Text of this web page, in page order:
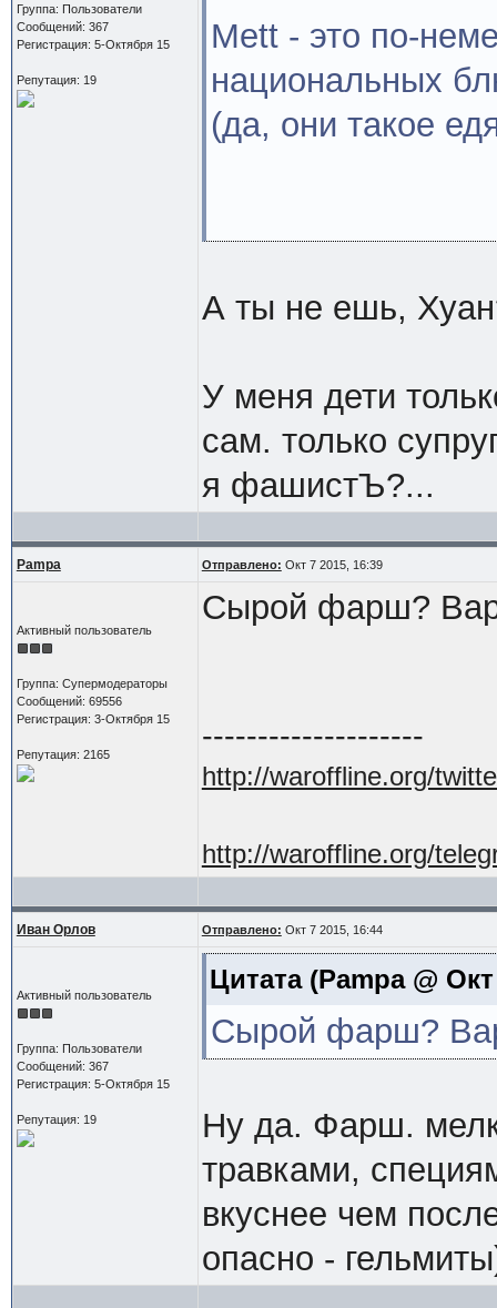
Группа: Пользователи
Сообщений: 367
Регистрация: 5-Октября 15
Репутация: 19
Mett - это по-
национальных
(да, они такое
А ты не ешь,
У меня дети
сам. только
я фашистЪ?...
Pampa Отправлено: Окт 7 2015, 16:39
Активный пользователь
Группа: Супермодераторы
Сообщений: 69556
Регистрация: 3-Октября 15
Репутация: 2165
Сырой фарш?
--------------------
http://waroffline.org/
http://waroffline.org/
Иван Орлов Отправлено: Окт 7 2015, 16:44
Активный пользователь
Группа: Пользователи
Сообщений: 367
Регистрация: 5-Октября 15
Репутация: 19
Цитата(Pampa @ Окт
Сырой фарш?
Ну да. Фарш.
травками,
вкуснее чем
опасно -